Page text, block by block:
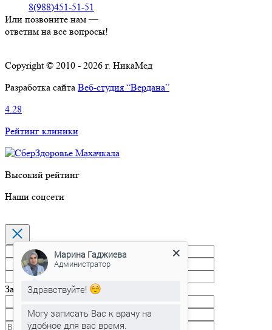
8(988)451-51-51
Или позвоните нам —
ответим на все вопросы!
Copyright © 2010 - 2026 г. НикаМед
Разработка сайта Веб-студия “Вердана”
4.28
Рейтинг клиники
Высокий рейтинг
Наши соцсети
Запись на прием
Марина Гаджиева
Администратор
Здравствуйте!
Могу записать Вас к врачу на
удобное для вас время.